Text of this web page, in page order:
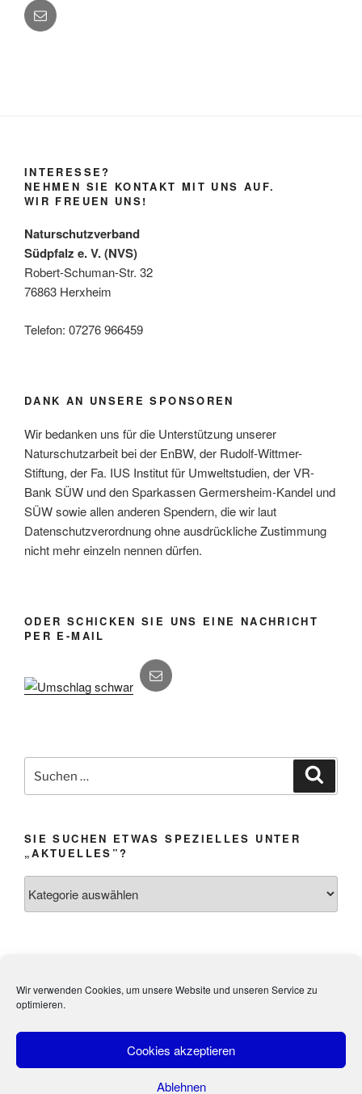
Wir verwenden Cookies, um unsere Website und unseren Service zu
optimieren.
Cookies akzeptieren
Ablehnen
INTERESSE?
NEHMEN SIE KONTAKT MIT UNS AUF.
WIR FREUEN UNS!
Naturschutzverband
Südpfalz e. V. (NVS)
Robert-Schuman-Str. 32
76863 Herxheim
Telefon: 07276 966459
DANK AN UNSERE SPONSOREN
Wir bedanken uns für die Unterstützung unserer
Naturschutzarbeit bei der EnBW, der Rudolf-Wittmer-
Stiftung, der Fa. IUS Institut für Umweltstudien, der VR-
Bank SÜW und den Sparkassen Germersheim-Kandel und
SÜW sowie allen anderen Spendern, die wir laut
Datenschutzverordnung ohne ausdrückliche Zustimmung
nicht mehr einzeln nennen dürfen.
ODER SCHICKEN SIE UNS EINE NACHRICHT
PER E-MAIL
nach:
SIE SUCHEN ETWAS SPEZIELLES UNTER
„AKTUELLES”?
suchen
„Aktuelles”?
Datenschutz
Kandel